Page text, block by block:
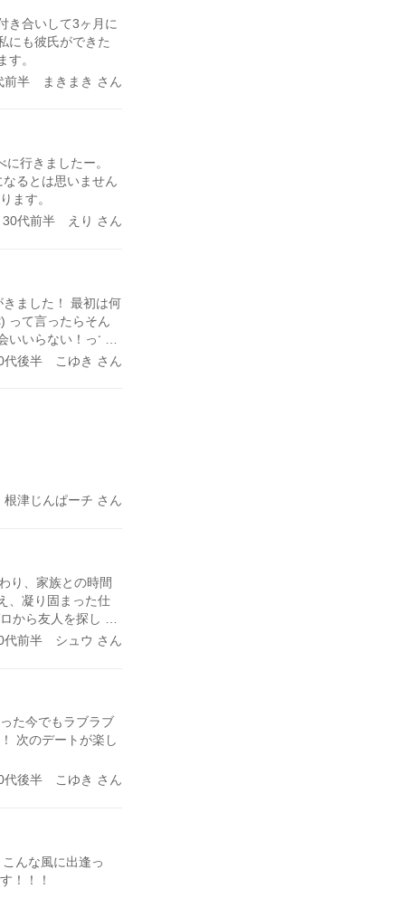
き合いして3ヶ月に
にも彼氏ができた
。
前半 まきまき さん
行きましたー。
るとは思いません
ます。
30代前半 えり さん
ました！ 最初は何
って言ったらそん
いらない！って
ろうとしています
代後半 こゆき さん
津じんぱーチ さん
り、家族との時間
、凝り固まった仕
から友人を探し、
メアドループに陥
ず参考に皆さんの
日記にコメント
と想う不安も拭
めお邪魔させてい
友さんに出逢う事
方と素直に真摯に
代前半 シュウ さん
た今でもラブラブ
次のデートが楽し
代後半 こゆき さん
んな風に出逢っ
！！！